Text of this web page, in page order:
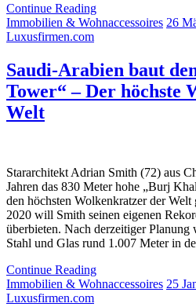
Continue Reading
Immobilien & Wohnaccessoires 26
Luxusfirmen.com
Saudi-Arabien baut
Tower“ – Der höchste
Welt
Stararchitekt Adrian Smith (72) aus
Jahren das 830 Meter hohe „Burj
den höchsten Wolkenkratzer der Welt
2020 will Smith seinen eigenen
überbieten. Nach derzeitiger
Stahl und Glas rund 1.007 Meter in
Continue Reading
Immobilien & Wohnaccessoires 25
Luxusfirmen.com